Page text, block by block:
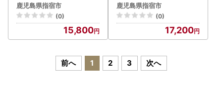
べ 3本セット 900ml×3本
(ひご屋/IB013-014)
鹿児島県指宿市
(0)
15,800
20ml 活お海道 IB046-01
9 焼酎 焼酎
鹿児島県指宿市
(0)
17,200
前へ 1 2 3 次へ